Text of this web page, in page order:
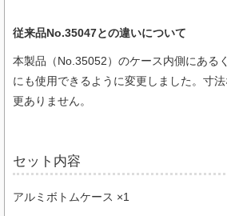
従来品No.35047との違いについて
本製品（No.35052）のケース内側にある
にも使用できるように変更しました。寸
更ありません。
セット内容
アルミボトムケース ×1